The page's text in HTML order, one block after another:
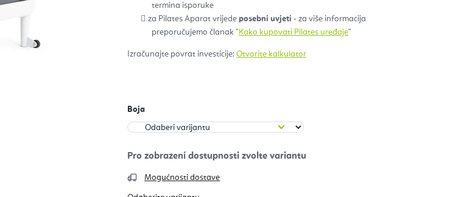
termina isporuke
za Pilates Aparat vrijedeposebni uvjeti - za više informacija
preporučujemo članak "Kako kupovati Pilates uređaje"
Izračunajte povrat investicije:Otvorite kalkulator
Boja
Mogućnosti dostave